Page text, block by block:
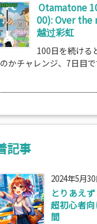
Otamatone
00): Over
越过彩虹
100日を続ける
かチャレンジ、7日目
記事
2024年5月30
とりあえ
超初心者
間